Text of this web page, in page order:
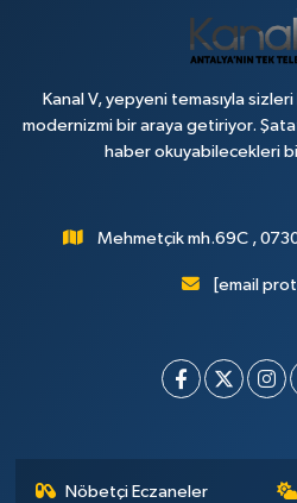
Kanal V, yepyeni temasıyla
modernizmi bir araya getiriyor.
haber okuyabilecekleri
Mehmetçik mh.69C ,
[email
Nöbetçi Eczaneler